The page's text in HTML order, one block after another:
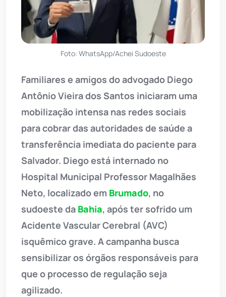
Foto: WhatsApp/Achei Sudoeste
Familiares e amigos do advogado Diego
Antônio Vieira dos Santos iniciaram uma
mobilização intensa nas redes sociais
para cobrar das autoridades de saúde a
transferência imediata do paciente para
Salvador. Diego está internado no
Hospital Municipal Professor Magalhães
Neto, localizado em Brumado, no
sudoeste da Bahia, após ter sofrido um
Acidente Vascular Cerebral (AVC)
isquêmico grave. A campanha busca
sensibilizar os órgãos responsáveis para
que o processo de regulação seja
agilizado.